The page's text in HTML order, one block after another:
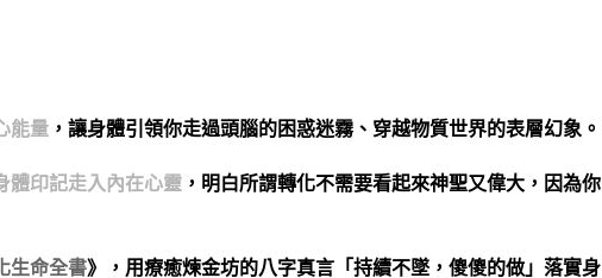
能量 ，讓身體引領你走過頭腦的困惑迷霧、穿越物質世界的表層幻象。
體印記走入內在心靈 ，明白所謂轉化不需要看起來神聖又偉大，因為你
生命全書》，用療癒煉金坊的八字真言「持續不墜，傻傻的做」落實身